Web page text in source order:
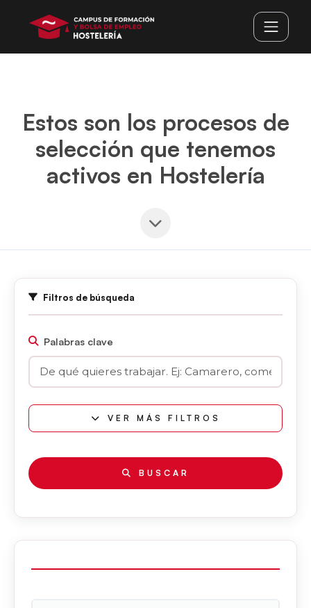
Estos son los procesos de
selección que tenemos
activos en Hostelería
Filtros de búsqueda
Palabras clave
VER MÁS FILTROS
BUSCAR